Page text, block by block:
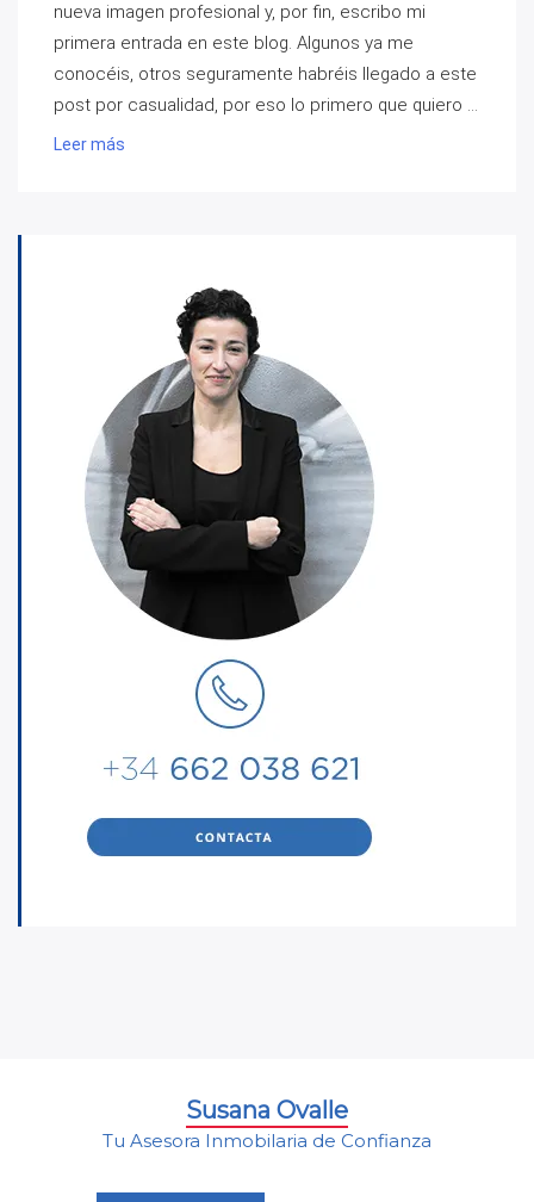
nueva imagen profesional y, por fin, escribo mi
primera entrada en este blog. Algunos ya me
conocéis, otros seguramente habréis llegado a este
post por casualidad, por eso lo primero que quiero ...
Leer más
Susana Ovalle
Tu Asesora Inmobilaria de Confianza